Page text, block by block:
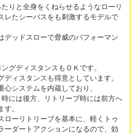
りと全身をくねらせるようなローリ
レたシーバスをも刺激するモデルで
ッドスローで脅威のパフォーマン
グディスタンスもＯＫです。
ィスタンスも得意としています。
システムを内蔵しており、
には後方、リトリーブ時には前方へ
。
ーリトリーブを基本に、軽くトゥ
ーダートアクションになるので、効